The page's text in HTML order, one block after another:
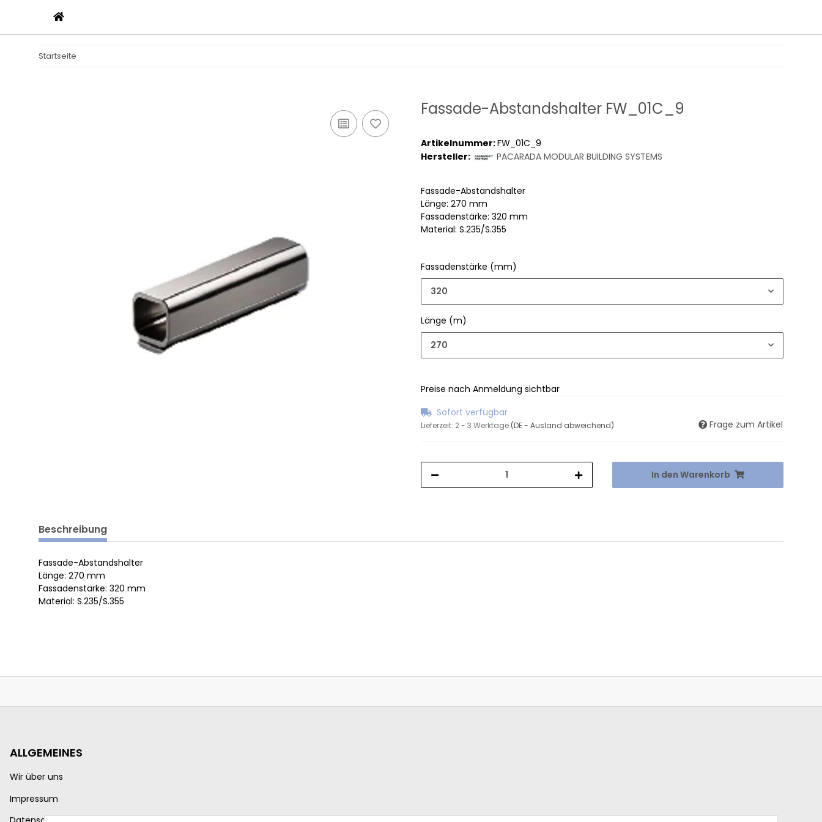
Startseite
Fassade-Abstandshalter FW_01C_9
Artikelnummer:FW_01C_9
Hersteller:
PACARADA MODULAR BUILDING SYSTEMS
Fassade-Abstandshalter
Länge: 270 mm
Fassadenstärke: 320 mm
Material: S.235/S.355
Fassadenstärke (mm)
320
Länge (m)
270
Preise nach Anmeldung sichtbar
Sofort verfügbar
Lieferzeit: 2 - 3 Werktage (DE - Ausland abweichend) Frage zum Artikel
In den Warenkorb
Beschreibung
Fassade-Abstandshalter
Länge: 270 mm
Fassadenstärke: 320 mm
Material: S.235/S.355
ALLGEMEINES
Wir über uns
Impressum